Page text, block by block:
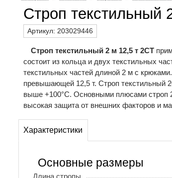
Строп текстильный
Артикул: 203029446
Строп текстильный 2 м 12,5 т 2СТ
состоит из кольца и двух текстильных
текстильных частей длиной 2 м с
превышающей 12,5 т. Строп текстильный
выше +100°С. Основными плюсами строп
высокая защита от внешних факторов и
Характеристики
Основные размеры
Длина стропы